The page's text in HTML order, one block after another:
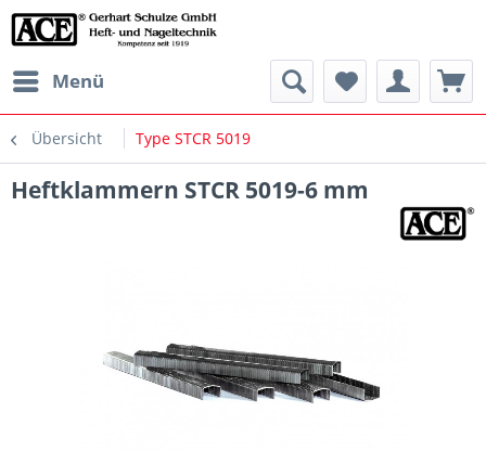
Menü
Übersicht Type STCR 5019
Heftklammern STCR 5019-6 mm